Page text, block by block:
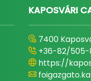
KAPOSVÁRI
7400
+36-82/505-
https://